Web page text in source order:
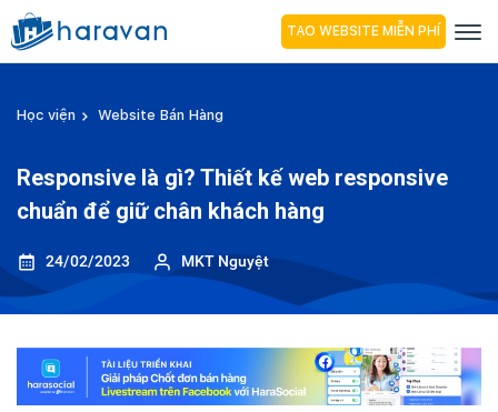
TẠO WEBSITE MIỄN PHÍ
Học viện Website Bán Hàng
Responsive là gì? Thiết kế web responsive
chuẩn để giữ chân khách hàng
24/02/2023 MKT Nguyệt